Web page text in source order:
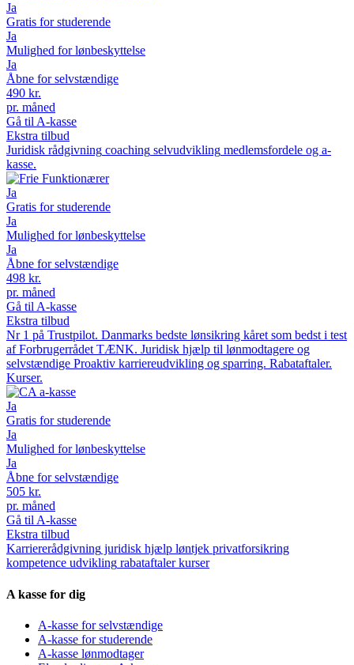
Ja
Gratis for studerende
Ja
Mulighed for lønbeskyttelse
Ja
Åbne for selvstændige
490 kr.
pr. måned
Gå til A-kasse
Ekstra tilbud
Juridisk rådgivning coaching selvudvikling medlemsfordele og a-
kasse.
Ja
Gratis for studerende
Ja
Mulighed for lønbeskyttelse
Ja
Åbne for selvstændige
498 kr.
pr. måned
Gå til A-kasse
Ekstra tilbud
Nr 1 på Trustpilot. Danmarks bedste lønsikring kåret som bedst i test
af Forbrugerrådet TÆNK. Juridisk hjælp til lønmodtagere og
selvstændige Proaktiv karriereudvikling og sparring. Rabataftaler.
Kurser.
Ja
Gratis for studerende
Ja
Mulighed for lønbeskyttelse
Ja
Åbne for selvstændige
505 kr.
pr. måned
Gå til A-kasse
Ekstra tilbud
Karriererådgivning juridisk hjælp løntjek privatforsikring
kompetence udvikling rabataftalerkurser
A kasse for dig
A-kasse for selvstændige
A-kasse for studerende
A-kasse lønmodtager